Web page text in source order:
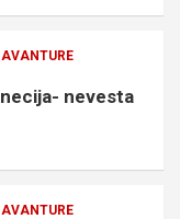
nevesta